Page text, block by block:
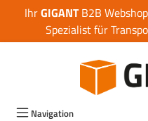
Zum Hauptinhalt springen
IhrGIGANTB2B
Spezialist für
Navigation